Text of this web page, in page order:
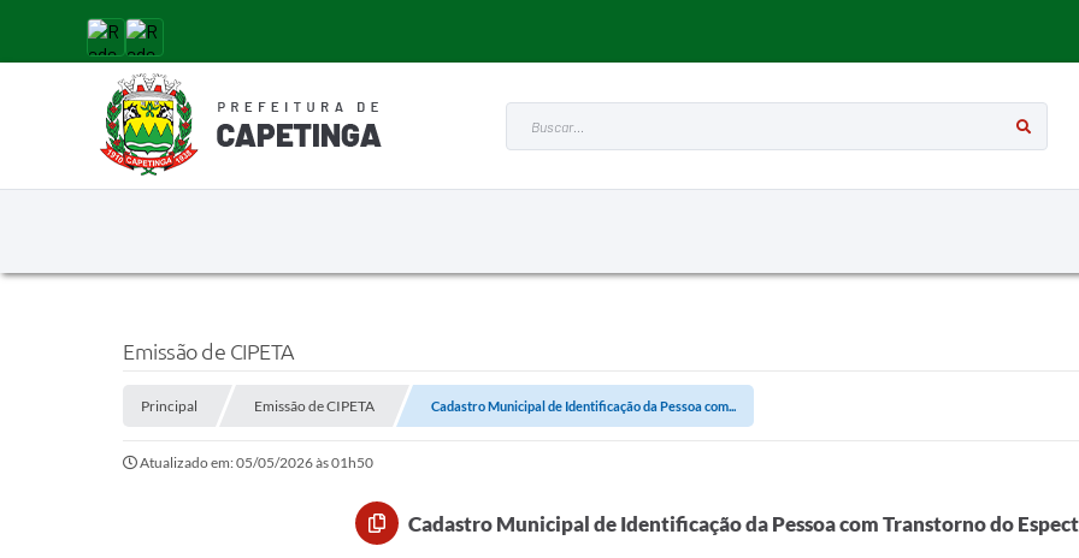
Buscar...
Emissão de CIPETA
Principal Emissão de CIPETA Cadastro Municipal de Identificação da Pessoa com...
Atualizado em: 05/05/2026 às 01h50
Cadastro Municipal de Identificação da Pessoa com Transtorno do